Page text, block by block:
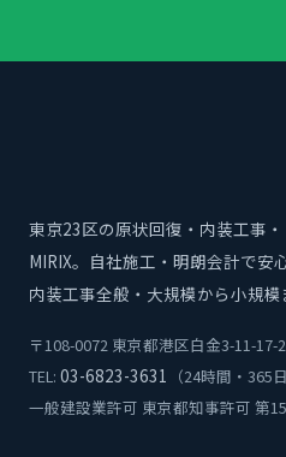
東京23区の原状回復・内装工事
MIRIX。自社施工・明朗会計で安
内装工事全般・大規模から小規模
〒108-0072 東京都港区白金3-11-17-
TEL: 03-6823-3631 （24時間・365
一般建設業許可 東京都知事許可 第